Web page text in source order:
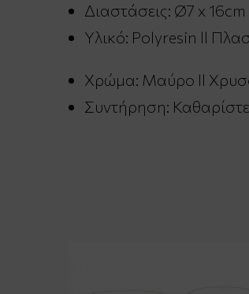
Διαστάσεις: Ø7 x 16cm
Υλικό: Polyresin ll
Χρώμα: Μαύρο ll
Συντήρηση: